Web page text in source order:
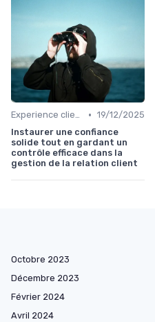
Experience client • 19/12/2025
Instaurer une confiance
solide tout en gardant un
contrôle efficace dans la
gestion de la relation client
Octobre 2023
Décembre 2023
Février 2024
Avril 2024